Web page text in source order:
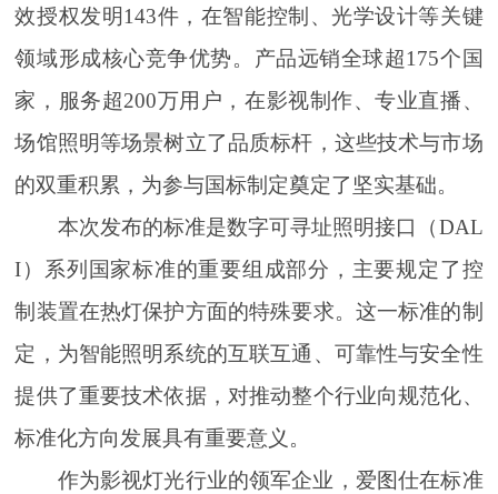
效授权发明143件，在智能控制、光学设计等关键
领域形成核心竞争优势。产品远销全球超175个国
家，服务超200万用户，在影视制作、专业直播、
场馆照明等场景树立了品质标杆，这些技术与市场
的双重积累，为参与国标制定奠定了坚实基础。
本次发布的标准是数字可寻址照明接口（DAL
I）系列国家标准的重要组成部分，主要规定了控
制装置在热灯保护方面的特殊要求。这一标准的制
定，为智能照明系统的互联互通、可靠性与安全性
提供了重要技术依据，对推动整个行业向规范化、
标准化方向发展具有重要意义。
作为影视灯光行业的领军企业，爱图仕在标准